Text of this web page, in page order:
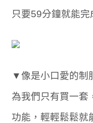
只要59分鐘就能
▼像是小口愛的制
為我們只有買一套
功能，輕輕鬆鬆就